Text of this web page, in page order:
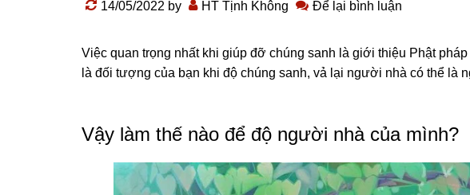
14/05/2022 by HT Tịnh Không Để lại bình luận
Việc quan trọng nhất khi giúp đỡ chúng sanh là giới thiệu Phật
là đối tượng của bạn khi độ chúng sanh, vả lại người nhà có thể là
Vậy làm thế nào để độ người nhà của mình?